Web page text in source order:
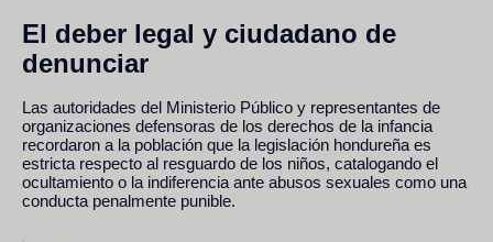
El deber legal y ciudadano de
denunciar
Las autoridades del Ministerio Público y representantes de
organizaciones defensoras de los derechos de la infancia
recordaron a la población que la legislación hondureña es
estricta respecto al resguardo de los niños, catalogando el
ocultamiento o la indiferencia ante abusos sexuales como una
conducta penalmente punible.